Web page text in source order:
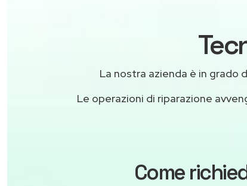
La nostra azienda è in grado
Le operazioni di riparazione
Come